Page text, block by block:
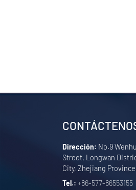
Dirección: No.9
Street, Longwan
City, Zhejiang
Tel.: +86-577-86553155